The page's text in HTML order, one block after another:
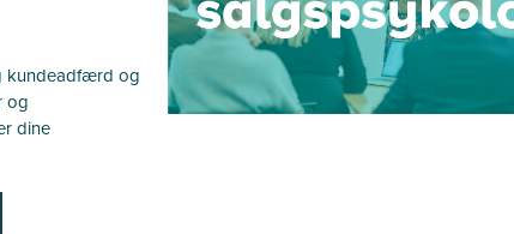
kundeadfærd og
og
dine